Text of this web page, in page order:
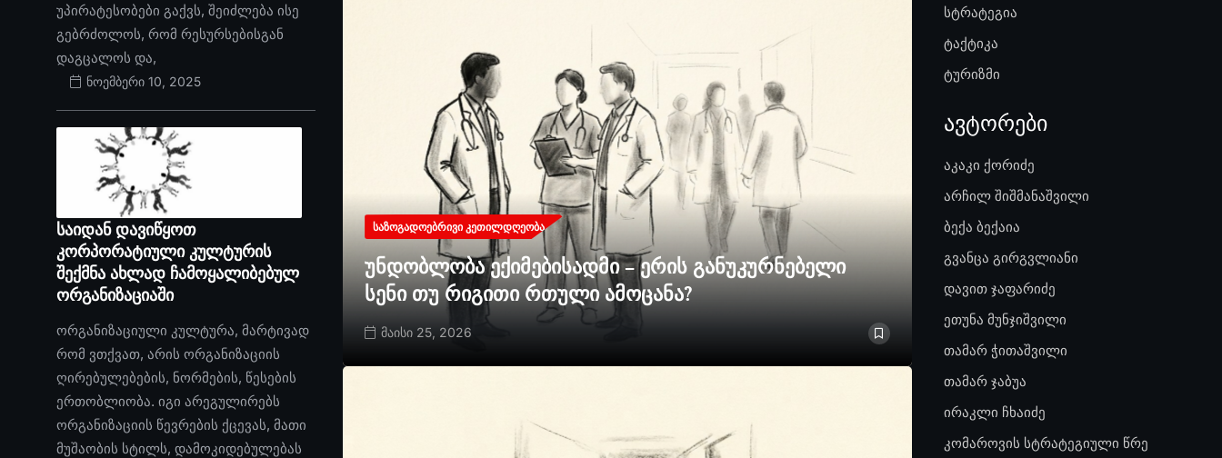
უპირატესობები გაქვს, შეიძლება ისე
გებრძოლოს, რომ რესურსებისგან
დაგცალოს და,
ნოემბერი 10, 2025
საიდან დავიწყოთ
კორპორატიული კულტურის
შექმნა ახლად ჩამოყალიბებულ
ორგანიზაციაში
ორგანიზაციული კულტურა, მარტივად
რომ ვთქვათ, არის ორგანიზაციის
ღირებულებების, ნორმების, წესების
ერთობლიობა. იგი არეგულირებს
ორგანიზაციის წევრების ქცევას, მათი
მუშაობის სტილს, დამოკიდებულებას
ᲡᲐᲖᲝᲒᲐᲓᲝᲔᲑᲠᲘᲕᲘ ᲙᲔᲗᲘᲚᲓᲦᲔᲝᲑᲐ
უნდობლობა ექიმებისადმი – ერის განუკურნებელი
სენი თუ რიგითი რთული ამოცანა?
მაისი 25, 2026
სტრატეგია
ტაქტიკა
ტურიზმი
ავტორები
აკაკი ქორიძე
არჩილ შიშმანაშვილი
ბექა ბექაია
გვანცა გირგვლიანი
დავით ჯაფარიძე
ეთუნა მუნჯიშვილი
თამარ ჭითაშვილი
თამარ ჯაბუა
ირაკლი ჩხაიძე
კომაროვის სტრატეგიული წრე